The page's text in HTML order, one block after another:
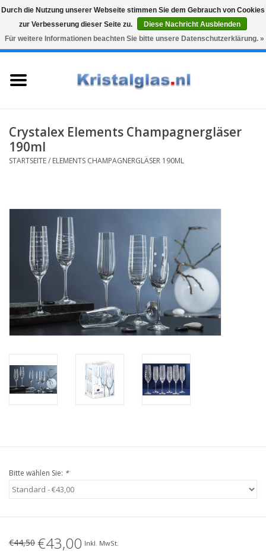
Snelle levering
Graveren
0 Artikel - €0,00
Karaffen
Glasgravur fur karaffe und
Geschenke
Kaffee & Tee
Bar & Wein
Crystalex Elements Champagnergläser
190ml
STARTSEITE/ ELEMENTS CHAMPAGNERGLÄSER 190ML
Bitte wählen Sie: *
€44,50 €43,00 Inkl. MwSt.
Durch die Nutzung unserer Webseite stimmen Sie dem Gebrauch von Cookies
zur Verbesserung dieser Seite zu.
Diese Nachricht Ausblenden
Für weitere Informationen beachten Sie bitte unsere Datenschutzerklärung. »